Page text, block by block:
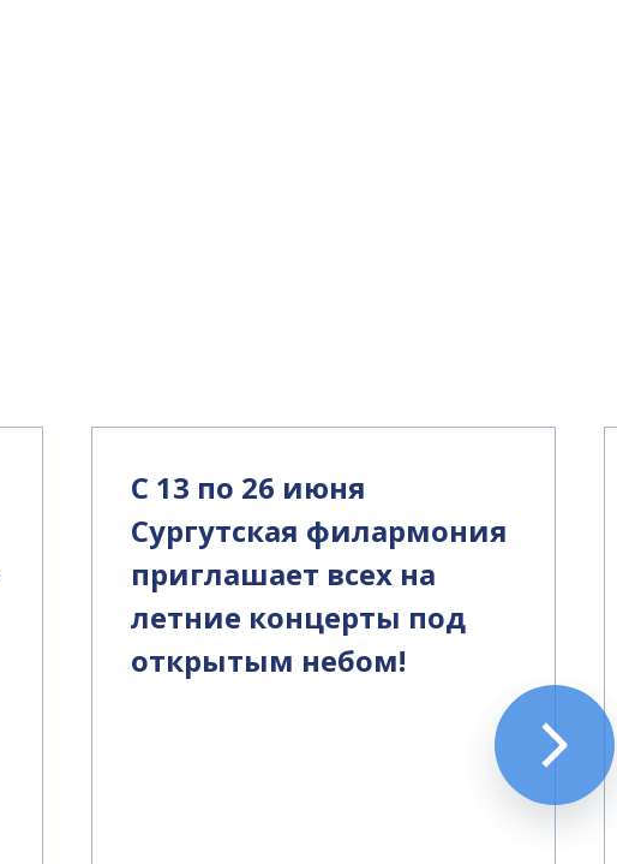
С 13 по 26 июня
Сургутская филармония
приглашает всех на
летние концерты под
открытым небом!